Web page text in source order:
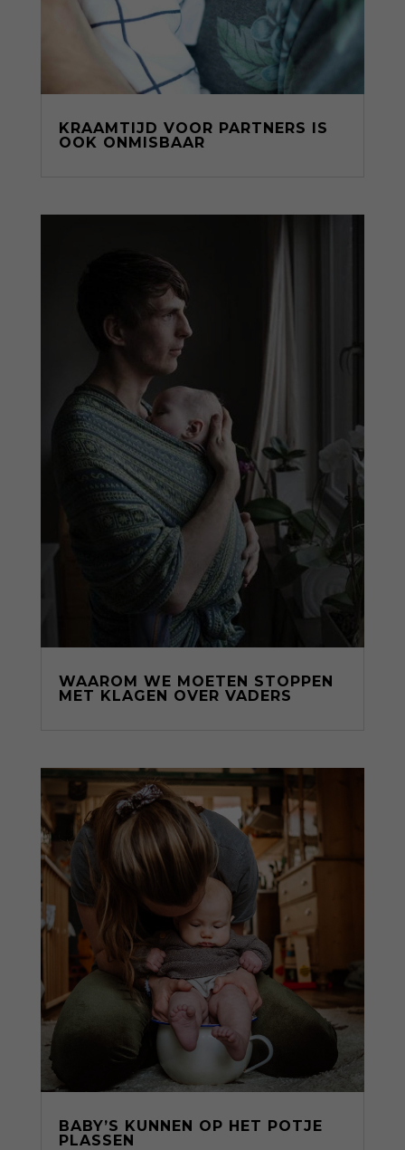
KRAAMTIJD VOOR PARTNERS IS
OOK ONMISBAAR
WAAROM WE MOETEN STOPPEN
MET KLAGEN OVER VADERS
BABY’S KUNNEN OP HET POTJE
PLASSEN